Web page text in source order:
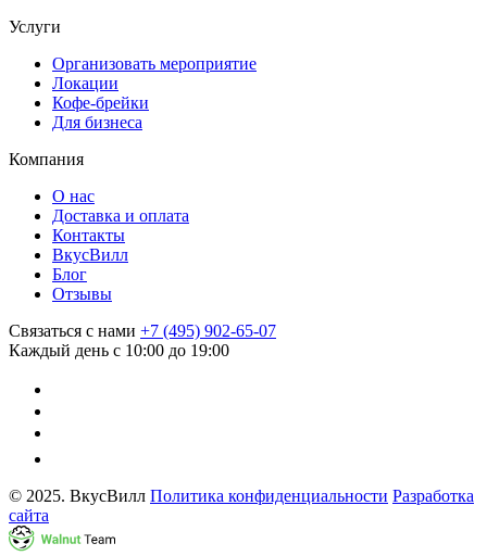
Услуги
Организовать мероприятие
Локации
Кофе-брейки
Для бизнеса
Компания
О нас
Доставка и оплата
Контакты
ВкусВилл
Блог
Отзывы
Связаться с нами +7 (495) 902-65-07
Каждый день с 10:00 до 19:00
© 2025. ВкусВилл Политика конфиденциальности Разработка
сайта